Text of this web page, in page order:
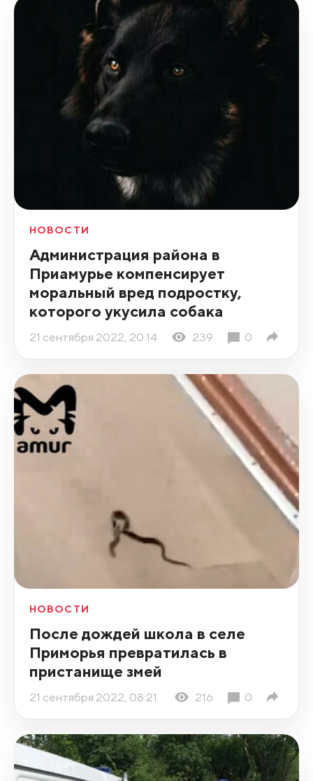
НОВОСТИ
Администрация района в
Приамурье компенсирует
моральный вред подростку,
которого укусила собака
21 сентября 2022, 20:14 239 0
НОВОСТИ
После дождей школа в селе
Приморья превратилась в
пристанище змей
21 сентября 2022, 08:21 216 0